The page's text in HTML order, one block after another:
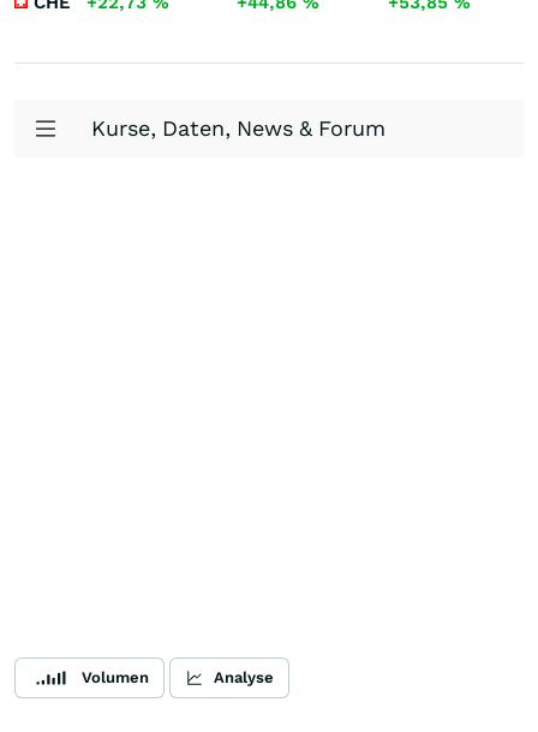
Kurse, Daten, News & Forum
Volumen Analyse